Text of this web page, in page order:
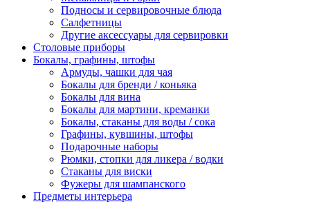
Подносы и сервировочные блюда
Салфетницы
Другие аксессуары для сервировки
Столовые приборы
Бокалы, графины, штофы
Армуды, чашки для чая
Бокалы для бренди / коньяка
Бокалы для вина
Бокалы для мартини, креманки
Бокалы, стаканы для воды / сока
Графины, кувшины, штофы
Подарочные наборы
Рюмки, стопки для ликера / водки
Стаканы для виски
Фужеры для шампанского
Предметы интерьера